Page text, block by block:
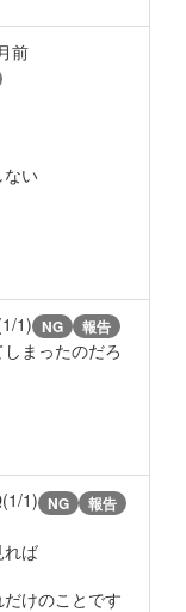
前
ない
1) NG 報告
まったのだろ
1) NG 報告
れば
けのことです